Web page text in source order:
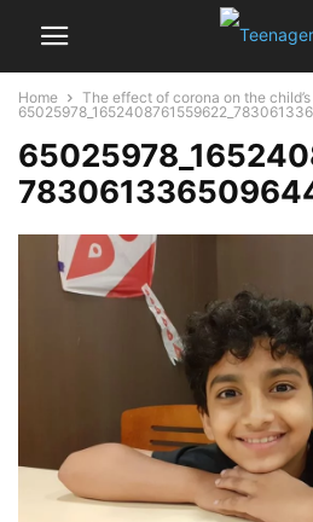
Home
The effect of corona on the